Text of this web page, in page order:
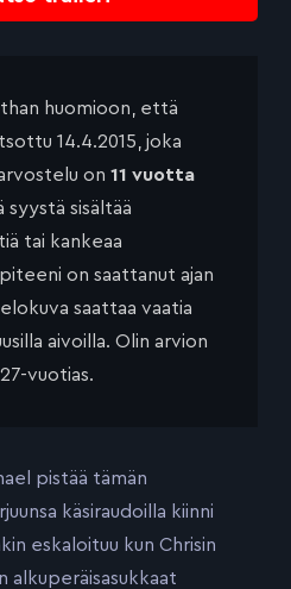
huomioon, että
14.4.2015, joka
on 11 vuotta
syystä sisältää
tai kankeaa
on saattanut ajan
saattaa vaatia
aivoilla. Olin arvion
vuotias.
pistää tämän
käsiraudoilla kiinni
eskaloituu kun Chrisin
alkuperäisasukkaat